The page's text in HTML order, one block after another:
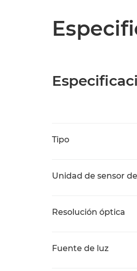
Tipo
Unidad de sensor
Resolución óptica
Fuente de luz